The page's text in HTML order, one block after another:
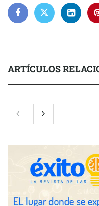
ARTÍCULOS
COMPALISS de
las posibilidades del salón
Fundación Mapfre y CISE
para impulsar ideas
de 50 años